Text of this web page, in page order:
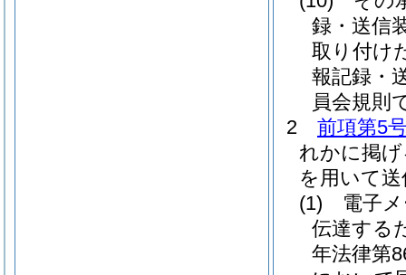
録・送信
取り付け
報記録・
員会規則
2
前項第5
れかに掲
を用いて
(1)
電子
伝達する
年法律第